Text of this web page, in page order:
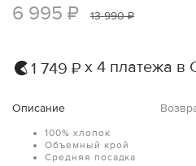
6 995 ₽ 13 990 ₽
1 749 ₽ х 4 платежа в
Описание
100% хлопок
Объемный крой
Средняя посадка